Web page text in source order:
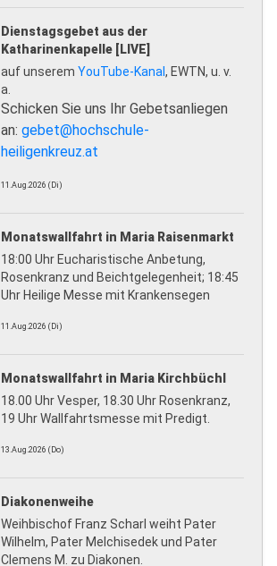
Dienstagsgebet aus der
Katharinenkapelle [LIVE]
auf unserem YouTube-Kanal, EWTN, u. v.
a.
Schicken Sie uns Ihr Gebetsanliegen
an: gebet@hochschule-
heiligenkreuz.at
11.Aug.2026 (Di)
Monatswallfahrt in Maria Raisenmarkt
18:00 Uhr Eucharistische Anbetung,
Rosenkranz und Beichtgelegenheit; 18:45
Uhr Heilige Messe mit Krankensegen
11.Aug.2026 (Di)
Monatswallfahrt in Maria Kirchbüchl
18.00 Uhr Vesper, 18.30 Uhr Rosenkranz,
19 Uhr Wallfahrtsmesse mit Predigt.
13.Aug.2026 (Do)
Diakonenweihe
Weihbischof Franz Scharl weiht Pater
Wilhelm, Pater Melchisedek und Pater
Clemens M. zu Diakonen.